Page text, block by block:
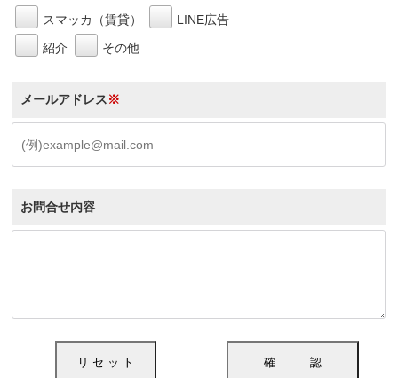
スマッカ（賃貸）
LINE広告
紹介
その他
メールアドレス※
お問合せ内容